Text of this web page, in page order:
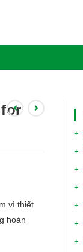
vì thiết
hoàn